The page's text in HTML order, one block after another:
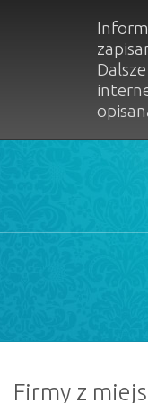
Firmy z